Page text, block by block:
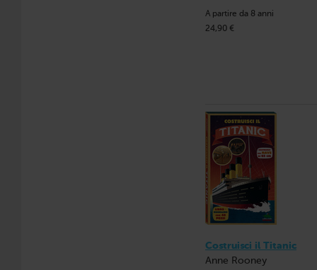
A partire da 8 anni
24,90 €
Costruisci il Titanic
Anne Rooney